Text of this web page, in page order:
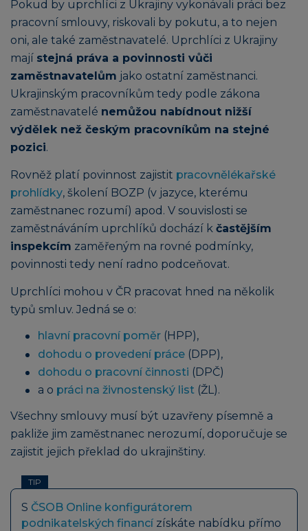
Pokud by uprchlíci z Ukrajiny vykonávali práci bez
pracovní smlouvy, riskovali by pokutu, a to nejen
oni, ale také zaměstnavatelé. Uprchlíci z Ukrajiny
mají stejná práva a povinnosti vůči
zaměstnavatelům jako ostatní zaměstnanci.
Ukrajinským pracovníkům tedy podle zákona
zaměstnavatelé nemůžou nabídnout nižší
výdělek než českým pracovníkům na stejné
pozici.
Rovněž platí povinnost zajistit pracovnělékařské
prohlídky, školení BOZP (v jazyce, kterému
zaměstnanec rozumí) apod. V souvislosti se
zaměstnáváním uprchlíků dochází k častějším
inspekcím zaměřeným na rovné podmínky,
povinnosti tedy není radno podceňovat.
Uprchlíci mohou v ČR pracovat hned na několik
typů smluv. Jedná se o:
hlavní pracovní poměr (HPP),
dohodu o provedení práce (DPP),
dohodu o pracovní činnosti (DPČ)
a o práci na živnostenský list (ŽL).
Všechny smlouvy musí být uzavřeny písemně a
pakliže jim zaměstnanec nerozumí, doporučuje se
zajistit jejich překlad do ukrajinštiny.
TIP
S ČSOB Online konfigurátorem
podnikatelských financí získáte nabídku přímo